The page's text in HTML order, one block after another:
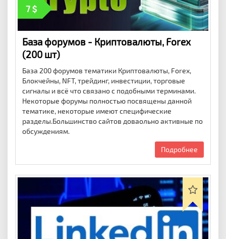
7
База форумов - Криптовалюты, Forex
(200 шт)
База 200 форумов тематики Криптовалюты, Forex,
Блокчейны, NFT, трейдинг, инвестиции, торговые
сигналы и всё что связано с подобными терминами.
Некоторые форумы полностью посвящены данной
тематике, некоторые имеют специфические
разделы.Большинство сайтов доваольно активные по
обсуждениям.
Подробнее